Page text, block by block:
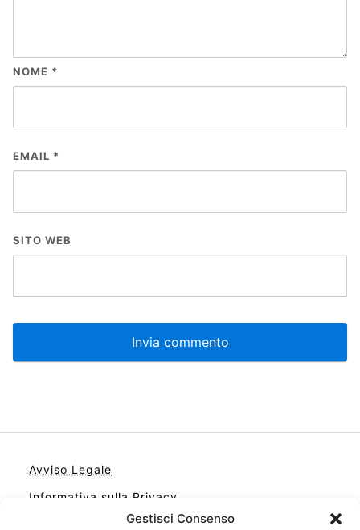
Gestisci Consenso
NOME *
EMAIL *
SITO WEB
Avviso Legale
Informativa sulla Privacy